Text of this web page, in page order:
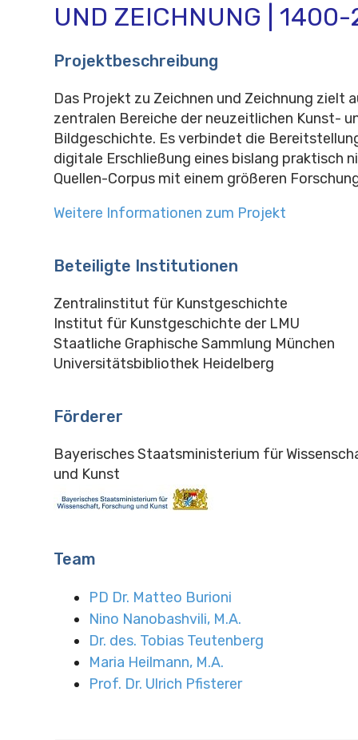
UND ZEICHNUNG |
Projektbeschreibung
Das Projekt zu Zeichnen und Zeichnung zielt
zentralen Bereiche der neuzeitlichen Kunst-
Bildgeschichte. Es verbindet die
digitale Erschließung eines bislang praktisch
Quellen-Corpus mit einem größeren
Weitere Informationen zum Projekt
Beteiligte Institutionen
Zentralinstitut für Kunstgeschichte
Institut für Kunstgeschichte der LMU
Staatliche Graphische Sammlung München
Universitätsbibliothek Heidelberg
Förderer
Bayerisches Staatsministerium für
und Kunst
Team
PD Dr. Matteo Burioni
Nino Nanobashvili, M.A.
Dr. des. Tobias Teutenberg
Maria Heilmann, M.A.
Prof. Dr. Ulrich Pfisterer